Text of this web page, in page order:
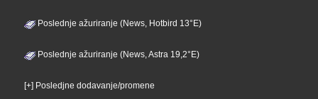
Poslednje ažuriranje (News, Hotbird 13°E)
Poslednje ažuriranje (News, Astra 19,2°E)
[+] Posledjne dodavanje/promene